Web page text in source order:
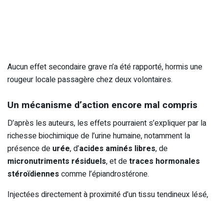
Aucun effet secondaire grave n’a été rapporté, hormis une
rougeur locale passagère chez deux volontaires.
Un mécanisme d’action encore mal compris
D’après les auteurs, les effets pourraient s’expliquer par la
richesse biochimique de l’urine humaine, notamment la
présence de urée, d’acides aminés libres, de
micronutriments résiduels, et detraces hormonales
stéroïdiennes comme l’épiandrostérone.
Injectées directement à proximité d’un tissu tendineux lésé,